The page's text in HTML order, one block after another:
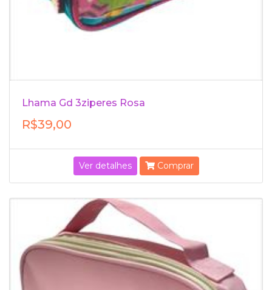
Lhama Gd 3ziperes Rosa
R$39,00
Ver detalhes Comprar